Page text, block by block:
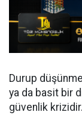
Durup
ya da basit bir
güvenlik